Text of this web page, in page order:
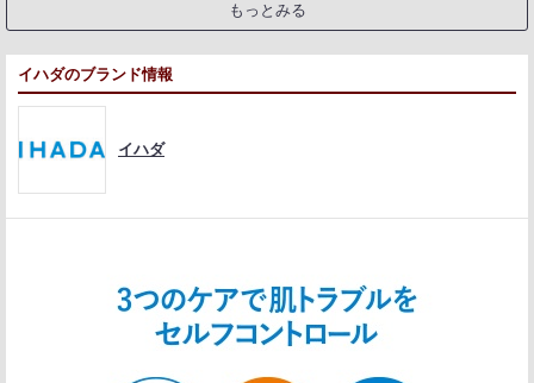
もっとみる
イハダのブランド情報
イハダ